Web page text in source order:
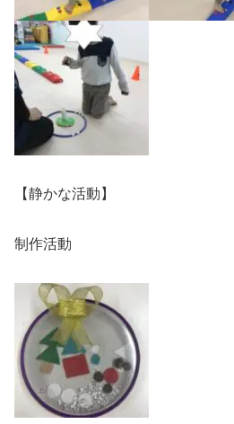
【静かな活動】
制作活動